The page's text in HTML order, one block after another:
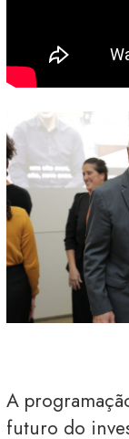
A
futuro do